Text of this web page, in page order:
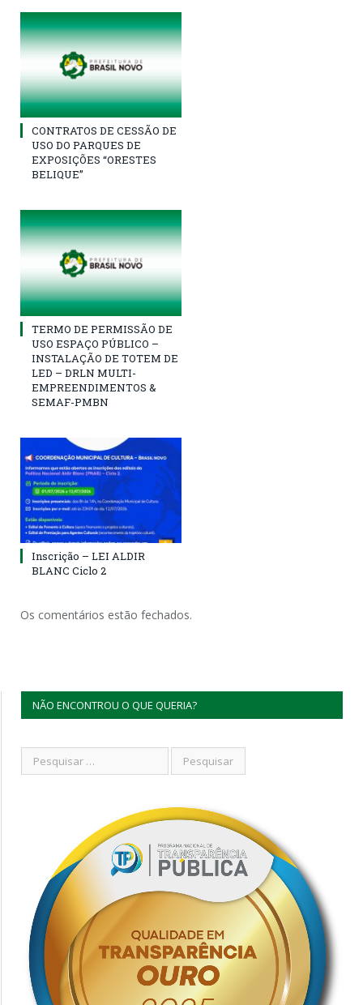
CONTRATOS DE CESSÃO DE
USO DO PARQUES DE
EXPOSIÇÕES “ORESTES
BELIQUE”
TERMO DE PERMISSÃO DE
USO ESPAÇO PÚBLICO –
INSTALAÇÃO DE TOTEM DE
LED – DRLN MULTI-
EMPREENDIMENTOS &
SEMAF-PMBN
Inscrição – LEI ALDIR
BLANC Ciclo 2
Os comentários estão fechados.
NÃO ENCONTROU O QUE QUERIA?